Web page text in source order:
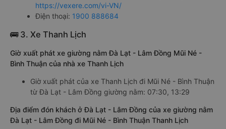
https://vexere.com/vi-VN/
Điện thoại: 1900 888684
🚌 3. Xe Thanh Lịch
Giờ xuất phát xe giường nằm Đà Lạt - Lâm Đồng Mũi Né -
Bình Thuận của nhà xe Thanh Lịch
Giờ xuất phát của xe Thanh Lịch đi Mũi Né - Bình Thuận
từ Đà Lạt - Lâm Đồng giường nằm: 07:30, 13:29
Địa điểm đón khách ở Đà Lạt - Lâm Đồng của xe giường nằm
Đà Lạt - Lâm Đồng đi Mũi Né - Bình Thuận Thanh Lịch